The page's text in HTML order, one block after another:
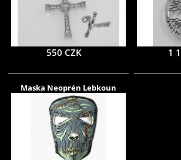
550 CZK 1
Maska Neoprén Lebkoun